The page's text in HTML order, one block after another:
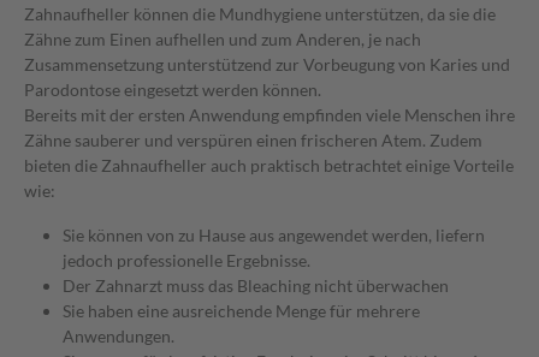
Zahnaufheller können die Mundhygiene unterstützen, da sie die
Zähne zum Einen aufhellen und zum Anderen, je nach
Zusammensetzung unterstützend zur Vorbeugung von Karies und
Parodontose eingesetzt werden können.
Bereits mit der ersten Anwendung empfinden viele Menschen ihre
Zähne sauberer und verspüren einen frischeren Atem. Zudem
bieten die Zahnaufheller auch praktisch betrachtet einige Vorteile
wie:
Sie können von zu Hause aus angewendet werden, liefern
jedoch professionelle Ergebnisse.
Der Zahnarzt muss das Bleaching nicht überwachen
Sie haben eine ausreichende Menge für mehrere
Anwendungen.